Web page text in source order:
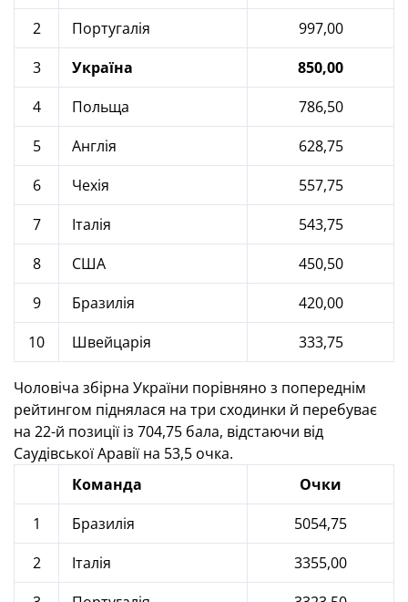
2
Португалія
997,00
3
Україна
850,00
4
Польща
786,50
5
Англія
628,75
6
Чехія
557,75
7
Італія
543,75
8
США
450,50
9
Бразилія
420,00
10
Швейцарія 333,75
Чоловіча збірна України порівняно з попереднім
рейтингом піднялася на три сходинки й перебуває
на 22-й позиції із 704,75 бала, відстаючи від
Саудівської Аравії на 53,5 очка.
Команда
Очки
1
Бразилія
5054,75
2
Італія
3355,00